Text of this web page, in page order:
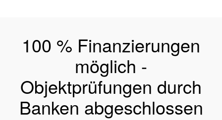
100 % Finanzierungen
möglich -
Objektprüfungen durch
Banken abgeschlossen